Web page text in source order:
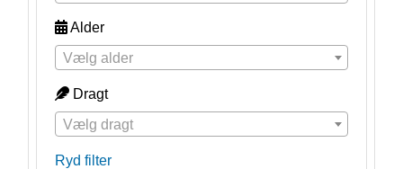
Alder
Vælg alder
Dragt
Vælg dragt
Ryd filter